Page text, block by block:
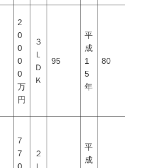
2
0
0
0
0
万
円
３
Ｌ
Ｄ
Ｋ
95
平
成
1
5
年
80
7
7
２
平
成